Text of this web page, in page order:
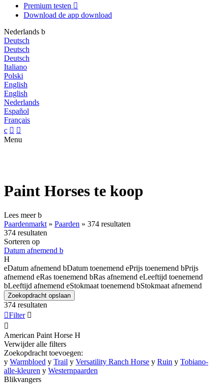
Premium testen 
Download de app download
Nederlands b
Deutsch
Deutsch
Deutsch
Italiano
Polski
English
English
Nederlands
Español
Français
c  
Menu
Paint Horses te koop
Lees meerb
Paardenmarkt » Paarden » 374 resultaten
374 resultaten
Sorteren op
Datum afnemend b
H
eDatum afnemend bDatum toenemend ePrijs toenemend bPrijs
afnemend eRas toenemend bRas afnemend eLeeftijd toenemend
bLeeftijd afnemend eStokmaat toenemend bStokmaat afnemend
Zoekopdracht opslaan
374 resultaten
Filter 

American Paint Horse H
Verwijder alle filters
Zoekopdracht toevoegen:
y Warmbloed y Trail y Versatility Ranch Horse y Ruin y Tobiano-
alle-kleuren y Westernpaarden
Blikvangers